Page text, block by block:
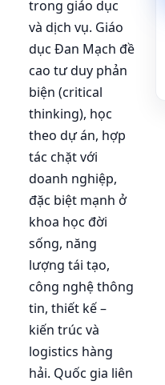
trong giáo dục
và dịch vụ. Giáo
dục Đan Mạch đề
cao tư duy phản
biện (critical
thinking), học
theo dự án, hợp
tác chặt với
doanh nghiệp,
đặc biệt mạnh ở
khoa học đời
sống, năng
lượng tái tạo,
công nghệ thông
tin, thiết kế –
kiến trúc và
logistics hàng
hải. Quốc gia liên